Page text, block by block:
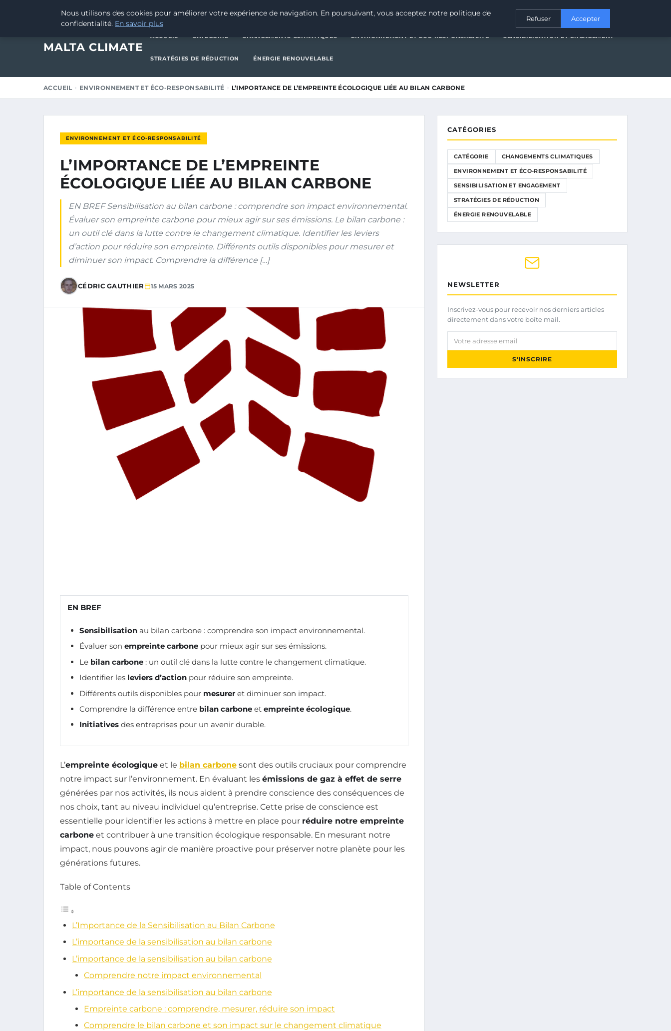
15 MARS 2025 CATÉGORIE CHANGEMENTS CLIMATIQUES ENVIRONNEMENT ET ÉCO-RESPONSABILITÉSENSIBILISATION ET ENGAGEMENT
MALTA CLIMATE
ACCUEIL CATÉGORIE CHANGEMENTS CLIMATIQUES ENVIRONNEMENT ET ÉCO-RESPONSABILITÉ SENSIBILISATION ET ENGAGEMENT
STRATÉGIES DE RÉDUCTION ÉNERGIE RENOUVELABLE
ACCUEIL ENVIRONNEMENT ET ÉCO-RESPONSABILITÉ L’IMPORTANCE DE L’EMPREINTE ÉCOLOGIQUE LIÉE AU BILAN CARBONE
ENVIRONNEMENT ET ÉCO-RESPONSABILITÉ
L’IMPORTANCE DE L’EMPREINTE
ÉCOLOGIQUE LIÉE AU BILAN CARBONE
EN BREF Sensibilisation au bilan carbone : comprendre son impact environnemental.
Évaluer son empreinte carbone pour mieux agir sur ses émissions. Le bilan carbone :
un outil clé dans la lutte contre le changement climatique. Identifier les leviers
d’action pour réduire son empreinte. Différents outils disponibles pour mesurer et
diminuer son impact. Comprendre la différence […]
CÉDRIC GAUTHIER 15 MARS 2025
EN BREF
Sensibilisation au bilan carbone : comprendre son impact environnemental.
Évaluer son empreinte carbone pour mieux agir sur ses émissions.
Le bilan carbone : un outil clé dans la lutte contre le changement climatique.
Identifier les leviers d’action pour réduire son empreinte.
Différents outils disponibles pour mesurer et diminuer son impact.
Comprendre la différence entre bilan carbone et empreinte écologique.
Initiatives des entreprises pour un avenir durable.
L’empreinte écologique et le bilan carbone sont des outils cruciaux pour comprendre
notre impact sur l’environnement. En évaluant les émissions de gaz à effet de serre
générées par nos activités, ils nous aident à prendre conscience des conséquences de
nos choix, tant au niveau individuel qu’entreprise. Cette prise de conscience est
essentielle pour identifier les actions à mettre en place pour réduire notre empreinte
carbone et contribuer à une transition écologique responsable. En mesurant notre
impact, nous pouvons agir de manière proactive pour préserver notre planète pour les
générations futures.
Table of Contents
L’Importance de la Sensibilisation au Bilan Carbone
L’importance de la sensibilisation au bilan carbone
L’importance de la sensibilisation au bilan carbone
Comprendre notre impact environnemental
L’importance de la sensibilisation au bilan carbone
Empreinte carbone : comprendre, mesurer, réduire son impact
Comprendre le bilan carbone et son impact sur le changement climatique
CATÉGORIES
CATÉGORIE CHANGEMENTS CLIMATIQUES
ENVIRONNEMENT ET ÉCO-RESPONSABILITÉ
SENSIBILISATION ET ENGAGEMENT
STRATÉGIES DE RÉDUCTION
ÉNERGIE RENOUVELABLE
NEWSLETTER
Inscrivez-vous pour recevoir nos derniers articles
directement dans votre boîte mail.
Votre adresse email
S'INSCRIRE
Nous utilisons des cookies pour améliorer votre expérience de navigation. En poursuivant, vous acceptez notre politique de
confidentialité. En savoir plus
Refuser Accepter